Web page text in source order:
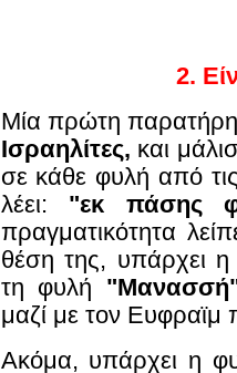
2.
Μία πρώτη
Ισραηλίτες, και
σε κάθε φυλή από
λέει: "εκ πάσης
πραγματικότητα
θέση της, υπάρχει
τη φυλή
μαζί με τον Ευφραϊμ
Ακόμα, υπάρχει η